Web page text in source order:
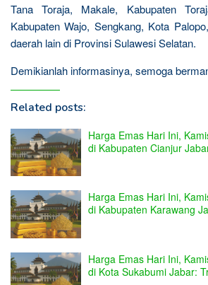
Tana Toraja, Makale, Kabupaten
Kabupaten Wajo, Sengkang, Kota
daerah lain di Provinsi Sulawesi Selatan.
Demikianlah informasinya, semoga
Related posts:
Harga Emas Hari Ini,
di Kabupaten Cianjur
Harga Emas Hari Ini,
di Kabupaten Karawang
Harga Emas Hari Ini,
di Kota Sukabumi Jabar: